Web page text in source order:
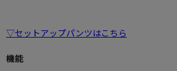
▽セットアップパンツはこちら
機能